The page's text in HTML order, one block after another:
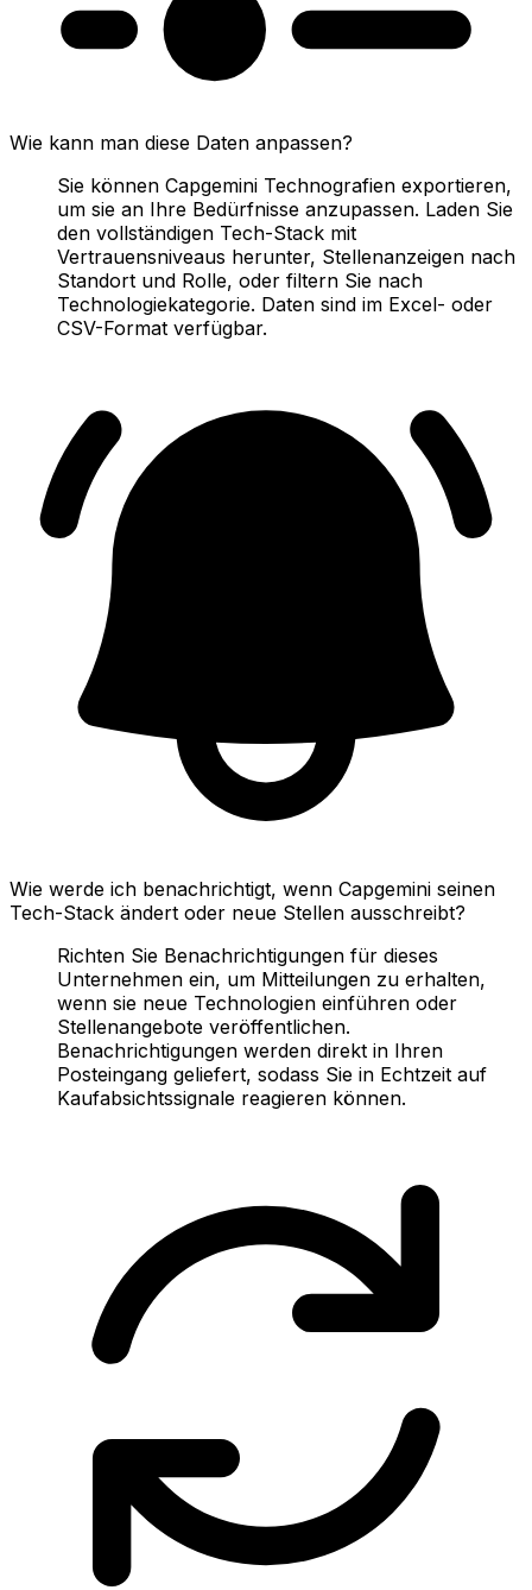
Wie kann man diese Daten anpassen?
Sie können Capgemini Technografien exportieren,
um sie an Ihre Bedürfnisse anzupassen. Laden Sie
den vollständigen Tech-Stack mit
Vertrauensniveaus herunter, Stellenanzeigen nach
Standort und Rolle, oder filtern Sie nach
Technologiekategorie. Daten sind im Excel- oder
CSV-Format verfügbar.
Wie werde ich benachrichtigt, wenn Capgemini seinen
Tech-Stack ändert oder neue Stellen ausschreibt?
Richten Sie Benachrichtigungen für dieses
Unternehmen ein, um Mitteilungen zu erhalten,
wenn sie neue Technologien einführen oder
Stellenangebote veröffentlichen.
Benachrichtigungen werden direkt in Ihren
Posteingang geliefert, sodass Sie in Echtzeit auf
Kaufabsichtssignale reagieren können.